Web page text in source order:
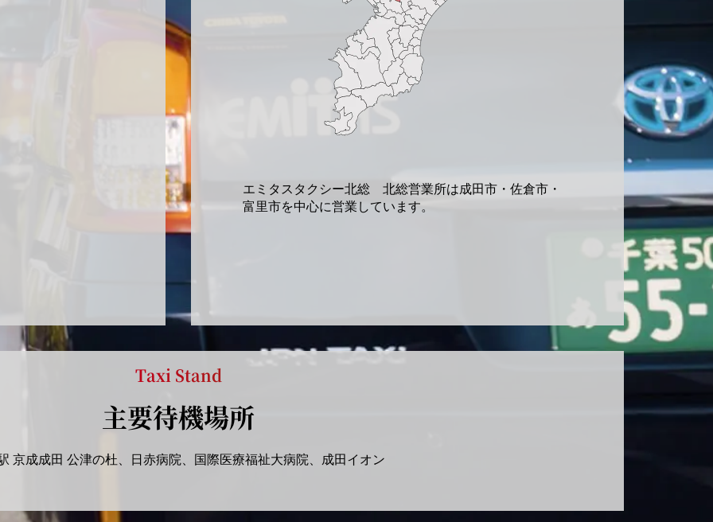
エミタスタクシー北総 北総営業所は成田市・佐倉市・
富里市を中心に営業しています。
Taxi Stand
主要待機場所
京成成田 公津の杜、日赤病院、国際医療福祉大病院、成田イオン